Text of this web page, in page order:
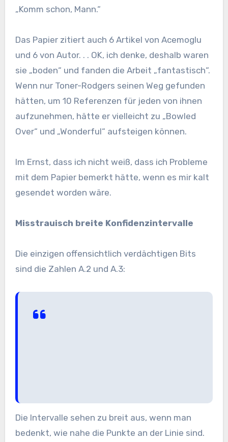
„Komm schon, Mann.“
Das Papier zitiert auch 6 Artikel von Acemoglu
und 6 von Autor. . . OK, ich denke, deshalb waren
sie „boden“ und fanden die Arbeit „fantastisch“.
Wenn nur Toner-Rodgers seinen Weg gefunden
hätten, um 10 Referenzen für jeden von ihnen
aufzunehmen, hätte er vielleicht zu „Bowled
Over“ und „Wonderful“ aufsteigen können.
Im Ernst, dass ich nicht weiß, dass ich Probleme
mit dem Papier bemerkt hätte, wenn es mir kalt
gesendet worden wäre.
Misstrauisch breite Konfidenzintervalle
Die einzigen offensichtlich verdächtigen Bits
sind die Zahlen A.2 und A.3:
Die Intervalle sehen zu breit aus, wenn man
bedenkt, wie nahe die Punkte an der Linie sind.